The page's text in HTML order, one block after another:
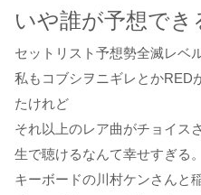
いや誰が予想でき
セットリスト予想勢全滅レベル
私もコブシヲニギレとかRED
たけれど
それ以上のレア曲がチョイス
生で聴けるなんて幸せすぎる。
キーボードの川村ケンさんと